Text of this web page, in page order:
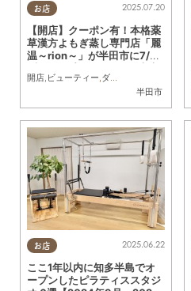
お店
半田市
2025.07.20
【開店】クーポン有！本格薬
草漢方よもぎ蒸し専門店「麗
温～rion～」が半田市に7/31
開店, ビューティー,ダイエット
お店 2025.06.22
ここ1年以内に知多半島でオ
ープンしたピラティススタジ